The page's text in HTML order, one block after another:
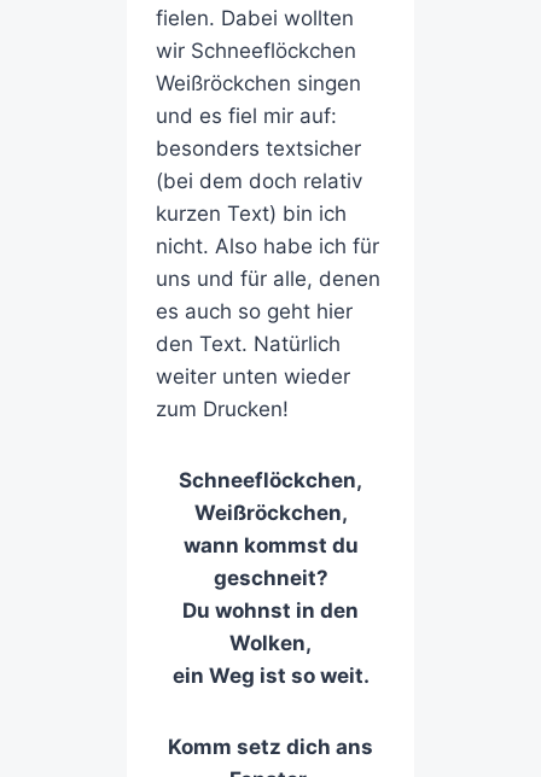
fielen. Dabei wollten
wir Schneeflöckchen
Weißröckchen singen
und es fiel mir auf:
besonders textsicher
(bei dem doch relativ
kurzen Text) bin ich
nicht. Also habe ich für
uns und für alle, denen
es auch so geht hier
den Text. Natürlich
weiter unten wieder
zum Drucken!
Schneeflöckchen,
Weißröckchen,
wann kommst du
geschneit?
Du wohnst in den
Wolken,
ein Weg ist so weit.
Komm setz dich ans